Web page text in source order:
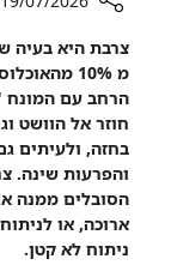
שיתוף
צורב
לכם?
ברמב"ם
ביצעו
טיפול
בריפלוקס
עם
מכשיר
צרבת היא בעיה
מ 10%
הרחב עם המונח
חוזר אל הוושט
בחזה, ולעיתים
והפרעות שינה.
הסובלים ממנה
ארוכה, או
ניתוח לא קטן.